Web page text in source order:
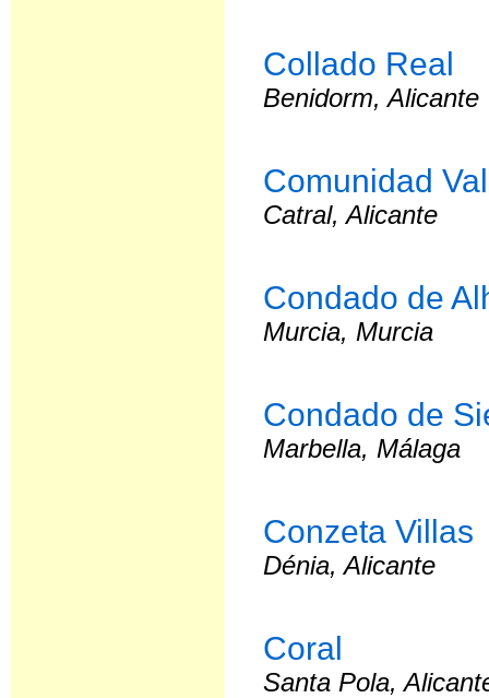
Collado Real
Benidorm, Alicante
Comunidad
Catral, Alicante
Condado de
Murcia, Murcia
Condado de
Marbella, Málaga
Conzeta Villas
Dénia, Alicante
Coral
Santa Pola,